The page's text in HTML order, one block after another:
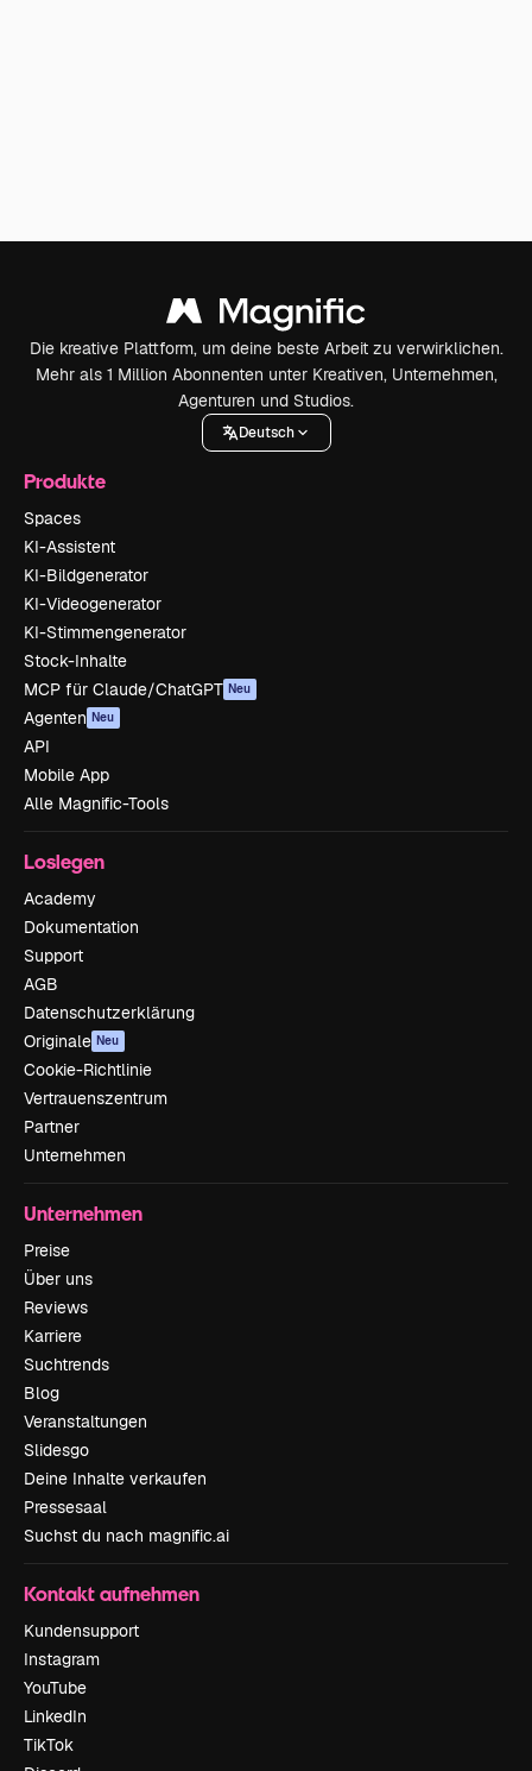
Die kreative Plattform, um deine beste Arbeit zu verwirklichen.
Mehr als 1 Million Abonnenten unter Kreativen, Unternehmen,
Agenturen und Studios.
Deutsch
Produkte
Spaces
KI-Assistent
KI-Bildgenerator
KI-Videogenerator
KI-Stimmengenerator
Stock-Inhalte
MCP für Claude/ChatGPT Neu
Agenten Neu
API
Mobile App
Alle Magnific-Tools
Loslegen
Academy
Dokumentation
Support
AGB
Datenschutzerklärung
Originale Neu
Cookie-Richtlinie
Vertrauenszentrum
Partner
Unternehmen
Unternehmen
Preise
Über uns
Reviews
Karriere
Suchtrends
Blog
Veranstaltungen
Slidesgo
Deine Inhalte verkaufen
Pressesaal
Suchst du nach magnific.ai
Kontakt aufnehmen
Kundensupport
Instagram
YouTube
LinkedIn
TikTok